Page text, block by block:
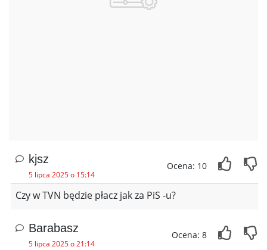
kjsz
5 lipca 2025 o 15:14
Ocena: 10
Czy w TVN będzie płacz jak za PiS -u?
Barabasz
5 lipca 2025 o 21:14
Ocena: 8